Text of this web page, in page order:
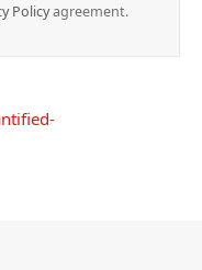
Policyagreement.